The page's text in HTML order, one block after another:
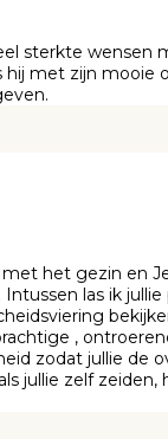
sterkte wensen
met zijn mooie
met het gezin en
las ik jullie
,
zodat jullie de
jullie zelf zeiden,